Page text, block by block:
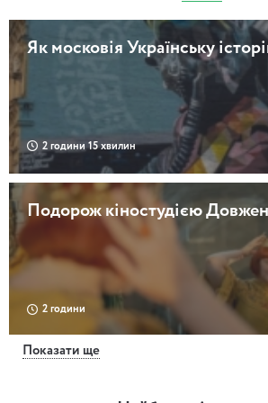
Як московія Українську
2 години 15 хвилин
Подорож кіностудією
2 години
Показати ще